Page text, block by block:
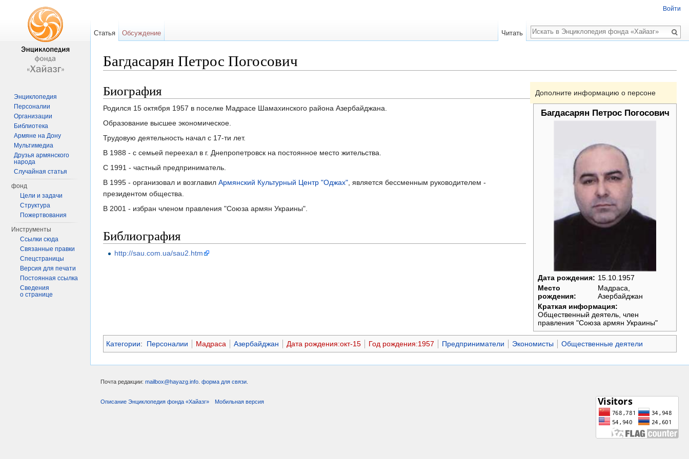
Багдасарян Петрос Погосович
Дополните информацию о персоне
Багдасарян Петрос Погосович
Дата рождения: 15.10.1957
Место
рождения:
Мадраса,
Азербайджан
Краткая информация:
Общественный деятель, член
правления "Союза армян Украины"
Биография
Родился 15 октября 1957 в поселке Мадрасе Шамахинского района Азербайджана.
Образование высшее экономическое.
Трудовую деятельность начал с 17-ти лет.
В 1988 - с семьей переехал в г. Днепропетровск на постоянное место жительства.
С 1991 - частный предприниматель.
В 1995 - организовал и возглавил Армянский Культурный Центр "Оджах" , является бессменным руководителем -
президентом общества.
В 2001 - избран членом правления "Союза армян Украины".
Библиография
http://sau.com.ua/sau2.htm
Категории: Персоналии Мадраса Азербайджан Дата рождения:окт-15 Год рождения:1957 Предприниматели Экономисты Общественные деятели
Войти
Статья Обсуждение Читать
Поиск
Энциклопедия
Персоналии
Организации
Библиотека
Армяне на Дону
Мультимедиа
Друзья армянского
народа
Случайная статья
фонд
Цели и задачи
Структура
Пожертвования
Инструменты
Ссылки сюда
Связанные правки
Спецстраницы
Версия для печати
Постоянная ссылка
Сведения
о странице
Почта редакции: mailbox@hayazg.info форма для связи
Описание Энциклопедия фонда «Хайазг» Мобильная версия